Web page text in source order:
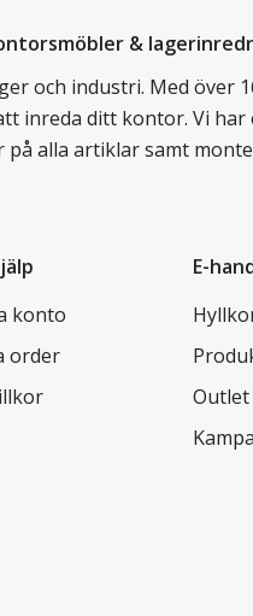
&
och industri. Med över
inreda ditt kontor. Vi
alla artiklar samt
konto
order
E-
Outlet